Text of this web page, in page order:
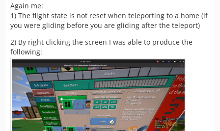
Again me:
1) The flight state is not reset when teleporting to a home (if
you were gliding before you are gliding after the teleport)
2) By right clicking the screen I was able to produce the
following: